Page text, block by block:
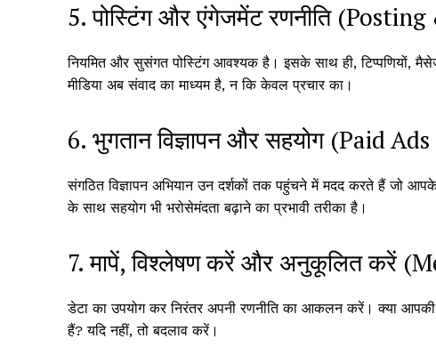
5. पोस्टिंग और एंगेजमेंट रणनीति
नियमित और सुसंगत पोस्टिंग आवश्यक है। इसके साथ ही,
मीडिया अब संवाद का माध्यम है, न कि केवल प्रचार का।
6. भुगतान विज्ञापन और सहयोग (Paid
संगठित विज्ञापन अभियान उन दर्शकों तक पहुंचने में मदद करते हैं जो
के साथ सहयोग भी भरोसेमंदता बढ़ाने का प्रभावी तरीका है।
7. मापें, विश्लेषण करें और अनुकूलित करें
डेटा का उपयोग कर निरंतर अपनी रणनीति का आकलन करें। क्या आपकी
हैं? यदि नहीं, तो बदलाव करें।